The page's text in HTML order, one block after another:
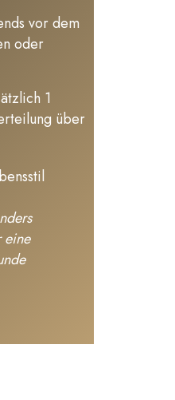
vor dem
oder
1
über
eine